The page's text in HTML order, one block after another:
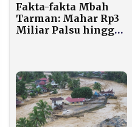
Fakta-fakta Mbah
Tarman: Mahar Rp3
Miliar Palsu hingga